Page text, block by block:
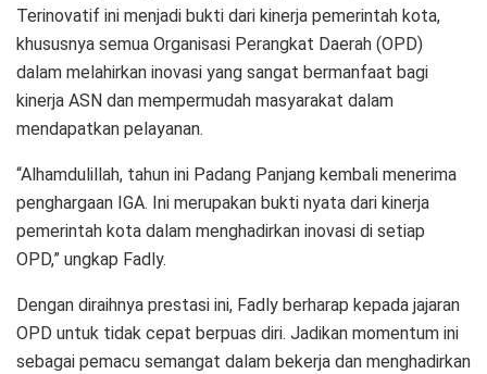
Terinovatif ini menjadi bukti dari kinerja pemerintah kota,
khususnya semua Organisasi Perangkat Daerah (OPD)
dalam melahirkan inovasi yang sangat bermanfaat bagi
kinerja ASN dan mempermudah masyarakat dalam
mendapatkan pelayanan.
“Alhamdulillah, tahun ini Padang Panjang kembali menerima
penghargaan IGA. Ini merupakan bukti nyata dari kinerja
pemerintah kota dalam menghadirkan inovasi di setiap
OPD,” ungkap Fadly.
Dengan diraihnya prestasi ini, Fadly berharap kepada jajaran
OPD untuk tidak cepat berpuas diri. Jadikan momentum ini
sebagai pemacu semangat dalam bekerja dan menghadirkan